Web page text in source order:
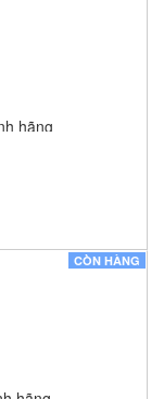
CÒN HÀNG